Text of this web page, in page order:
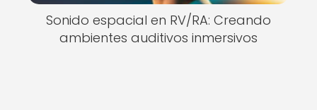
Sonido espacial en RV/RA: Creando
ambientes auditivos inmersivos